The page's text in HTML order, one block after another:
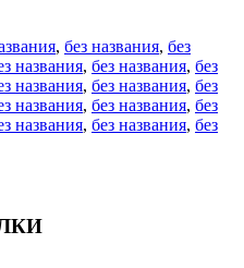
, без названия, без
названия, без названия, без
названия, без названия, без
названия, без названия, без
названия, без названия, без